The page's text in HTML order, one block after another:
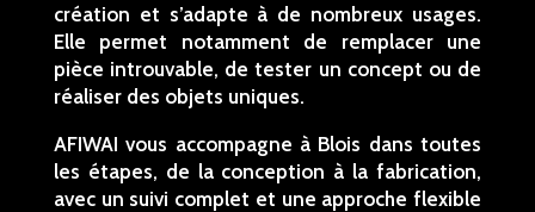
création et s’adapte à de nombreux usages.
Elle permet notamment de remplacer une
pièce introuvable, de tester un concept ou de
réaliser des objets uniques.
AFIWAI vous accompagne à Blois dans toutes
les étapes, de la conception à la fabrication,
avec un suivi complet et une approche flexible